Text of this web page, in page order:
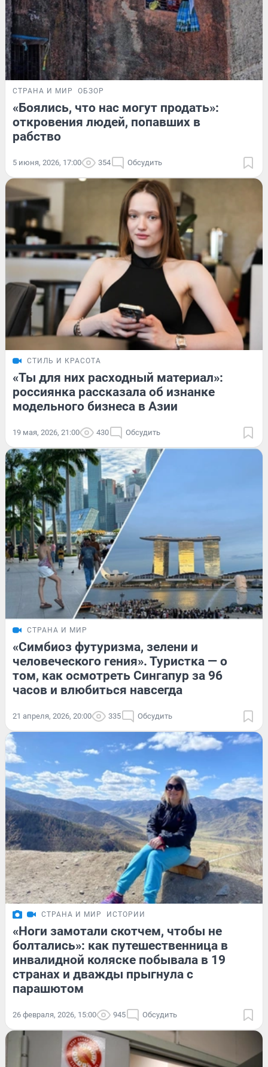
СТРАНА И МИР ОБЗОР
«Боялись, что нас могут продать»:
откровения людей, попавших в
рабство
5 июня, 2026, 17:00 354 Обсудить
СТИЛЬ И КРАСОТА
«Ты для них расходный материал»:
россиянка рассказала об изнанке
модельного бизнеса в Азии
19 мая, 2026, 21:00 430 Обсудить
СТРАНА И МИР
«Симбиоз футуризма, зелени и
человеческого гения». Туристка — о
том, как осмотреть Сингапур за 96
часов и влюбиться навсегда
21 апреля, 2026, 20:00 335 Обсудить
СТРАНА И МИР ИСТОРИИ
«Ноги замотали скотчем, чтобы не
болтались»: как путешественница в
инвалидной коляске побывала в 19
странах и дважды прыгнула с
парашютом
26 февраля, 2026, 15:00 945 Обсудить